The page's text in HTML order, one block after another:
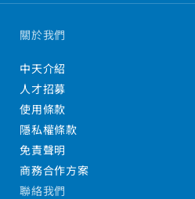
關於我們
中天介紹
人才招募
使用條款
隱私權條款
免責聲明
商務合作方案
聯絡我們